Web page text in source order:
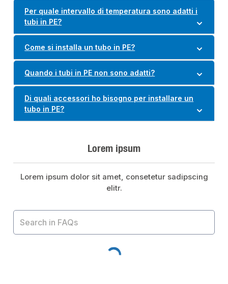
Per quale intervallo di temperatura sono adatti i
tubi in PE?
Come si installa un tubo in PE?
Quando i tubi in PE non sono adatti?
Di quali accessori ho bisogno per installare un
tubo in PE?
Lorem ipsum
Lorem ipsum dolor sit amet, consetetur sadipscing
elitr.